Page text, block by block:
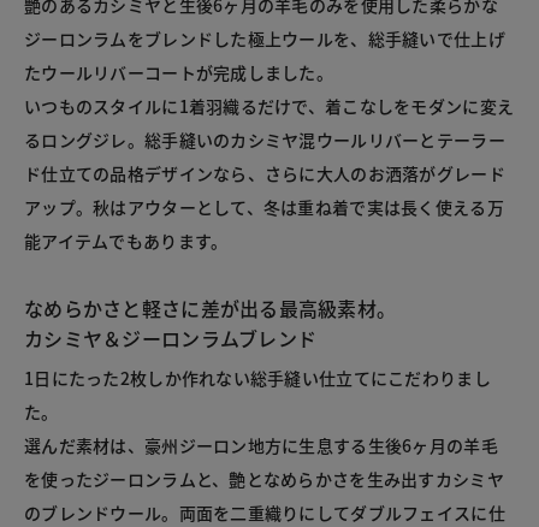
艶のあるカシミヤと生後6ヶ月の羊毛のみを使用した柔らかな
ジーロンラムをブレンドした極上ウールを、総手縫いで仕上げ
たウールリバーコートが完成しました。
いつものスタイルに1着羽織るだけで、着こなしをモダンに変え
るロングジレ。総手縫いのカシミヤ混ウールリバーとテーラー
ド仕立ての品格デザインなら、さらに大人のお洒落がグレード
アップ。秋はアウターとして、冬は重ね着で実は長く使える万
能アイテムでもあります。
なめらかさと軽さに差が出る最高級素材。
カシミヤ＆ジーロンラムブレンド
1日にたった2枚しか作れない総手縫い仕立てにこだわりまし
た。
選んだ素材は、豪州ジーロン地方に生息する生後6ヶ月の羊毛
を使ったジーロンラムと、艶となめらかさを生み出すカシミヤ
のブレンドウール。両面を二重織りにしてダブルフェイスに仕